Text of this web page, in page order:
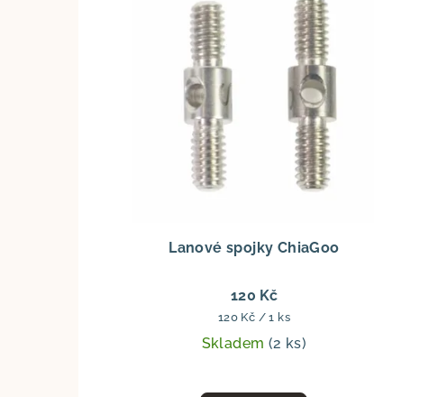
Lanové spojky ChiaGoo
120 Kč
Měrná
cena:
120 Kč / 1 ks
Skladem (2 ks)